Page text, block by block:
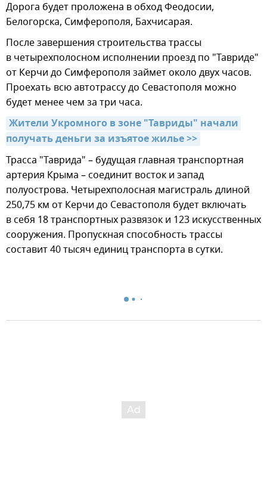
Дорога будет проложена в обход Феодосии,
Белогорска, Симферополя, Бахчисарая.
После завершения строительства трассы
в четырехполосном исполнении проезд по "Тавриде"
от Керчи до Симферополя займет около двух часов.
Проехать всю автотрассу до Севастополя можно
будет менее чем за три часа.
Жители Укромного в зоне "Тавриды" начали
получать деньги за изъятое жилье >>
Трасса "Таврида" – будущая главная транспортная
артерия Крыма – соединит восток и запад
полуострова. Четырехполосная магистраль длиной
250,75 км от Керчи до Севастополя будет включать
в себя 18 транспортных развязок и 123 искусственных
сооружения. Пропускная способность трассы
составит 40 тысяч единиц транспорта в сутки.